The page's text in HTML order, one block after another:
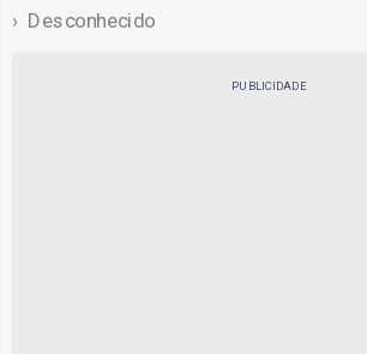
Desconhecido
PUBLICIDADE